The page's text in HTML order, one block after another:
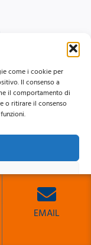
come i cookie per
Il consenso a
il comportamento di
o ritirare il consenso
EMAIL